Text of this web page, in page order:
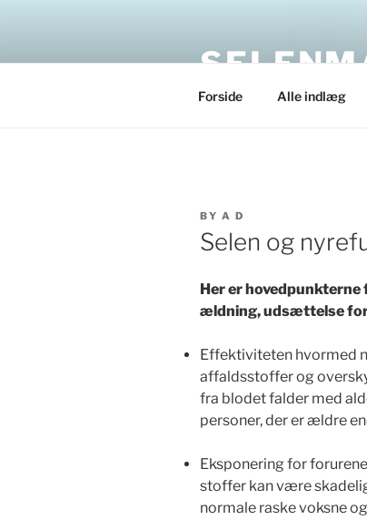
Forside Alle indlæg
POSTED
ON
BY A D
Selen og
Her er
ældning, udsættelse
Effektiviteten hvormed
affaldsstoffer og
fra blodet falder med
personer, der er ældre
Eksponering for
stoffer kan være
normale raske voksne